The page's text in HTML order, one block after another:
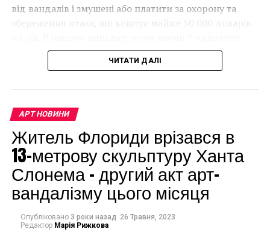
расположенном неподалеку от пустыни Black Rock.
Именно там ежегодно и проходит знаменитый
Теперь фигуры должны будут сменить свою
прописку на одесскую. По словам Александра
від вандалів і змушені або платити за охорону та
збереження птаха, що коштує майже 50 000 доларів
мурал, що може коштувати до чверті мільйона
доларів.
ЧИТАТИ ДАЛІ
АРТ НОВИНИ
Житель Флориди врізався в
13-метрову скульптуру Ханта
Слонема – другий акт арт-
вандалізму цього місяця
Опубліковано 3 роки назад 26 Травня, 2023
Редактор Марія Рижкова